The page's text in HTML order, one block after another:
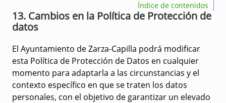
Índice de contenidos
13. Cambios en la Política de Protección de
datos
El Ayuntamiento de Zarza-Capilla podrá modificar
esta Política de Protección de Datos en cualquier
momento para adaptarla a las circunstancias y el
contexto específico en que se traten los datos
personales, con el objetivo de garantizar un elevado